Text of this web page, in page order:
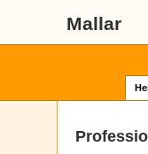
Mallar